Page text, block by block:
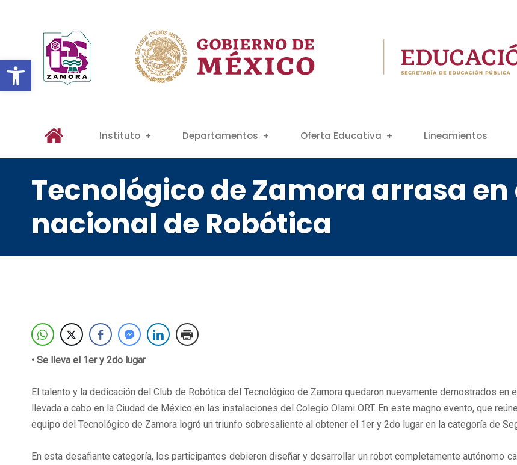
Abrir barra de herramientas
Instituto Departamentos Oferta Educativa Lineamientos
Tecnológico de Zamora arrasa
nacional de Robótica
• Se lleva el 1er y 2do lugar
El talento y la dedicación del Club de Robótica del Tecnológico de Zamora quedaron nuevamente demostrados en
llevada a cabo en la Ciudad de México en las instalaciones del Colegio Olami ORT. En este magno evento, que
equipo del Tecnológico de Zamora logró un triunfo sobresaliente al obtener el 1er y 2do lugar en la categoría de
En esta desafiante categoría, los participantes debieron diseñar y desarrollar un robot completamente autónomo